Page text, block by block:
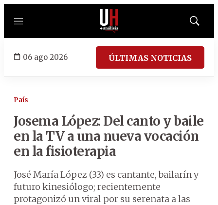
Menú
Mostrar
06 ago 2026 ÚLTIMAS NOTICIAS
País
Josema López: Del canto y baile
en la TV a una nueva vocación
en la fisioterapia
José María López (33) es cantante, bailarín y
futuro kinesiólogo; recientemente
protagonizó un viral por su serenata a las